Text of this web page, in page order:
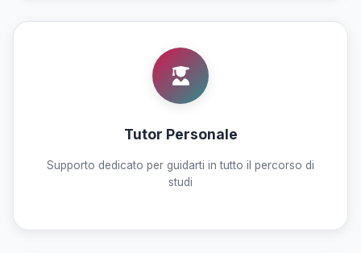
Tutor Personale
Supporto dedicato per guidarti in tutto il percorso di
studi